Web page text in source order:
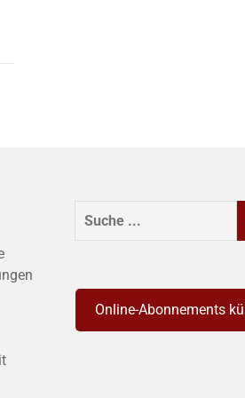
SUCHEN
Online-Abonnements